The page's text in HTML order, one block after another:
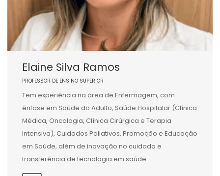
Elaine Silva Ramos
PROFESSOR DE ENSINO SUPERIOR
Tem experiência na área de Enfermagem, com
ênfase em Saúde do Adulto, Saúde Hospitalar (Clínica
Médica, Oncologia, Clínica Cirúrgica e Terapia
Intensiva), Cuidados Paliativos, Promoção e Educação
em Saúde, além de inovação no cuidado e
transferência de tecnologia em saúde.